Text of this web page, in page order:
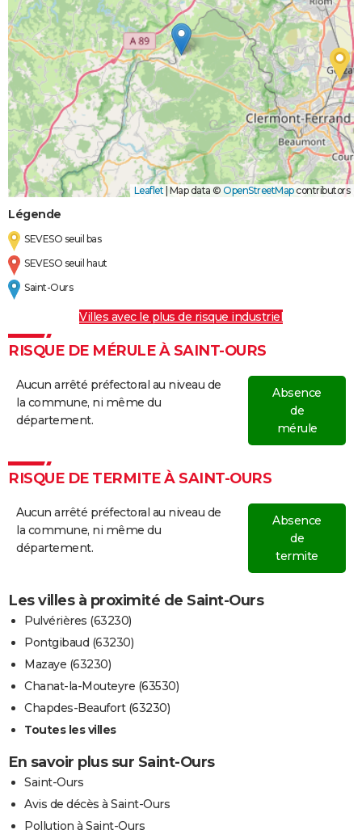
Leaflet Map data © OpenStreetMapcontributors
Légende
SEVESO seuil bas
SEVESO seuil haut
Saint-Ours
Villes avec le plus de risque industriel
RISQUE DE MÉRULE À SAINT-OURS
Aucun arrêté préfectoral au niveau de
la commune, ni même du
département.
Absence
de
mérule
RISQUE DE TERMITE À SAINT-OURS
Aucun arrêté préfectoral au niveau de
la commune, ni même du
département.
Absence
de
termite
Les villes à proximité de Saint-Ours
Pulvérières (63230)
Pontgibaud (63230)
Mazaye (63230)
Chanat-la-Mouteyre (63530)
Chapdes-Beaufort (63230)
Toutes les villes
En savoir plus sur Saint-Ours
Saint-Ours
Avis de décès à Saint-Ours
Pollution à Saint-Ours